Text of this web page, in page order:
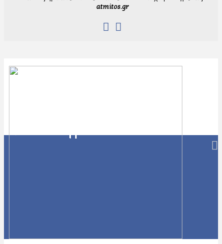
atmitos.gr
Navigation